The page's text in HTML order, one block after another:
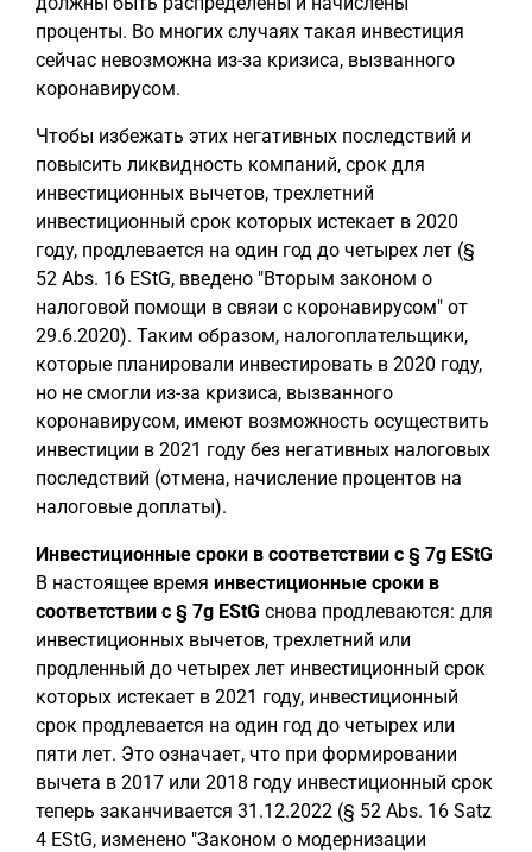
проценты. Во многих случаях такая инвестиция
сейчас невозможна из-за кризиса, вызванного
коронавирусом.
Чтобы избежать этих негативных последствий и
повысить ликвидность компаний, срок для
инвестиционных вычетов, трехлетний
инвестиционный срок которых истекает в 2020
году, продлевается на один год до четырех лет (§
52 Abs. 16 EStG, введено "Вторым законом о
налоговой помощи в связи с коронавирусом" от
29.6.2020). Таким образом, налогоплательщики,
которые планировали инвестировать в 2020 году,
но не смогли из-за кризиса, вызванного
коронавирусом, имеют возможность осуществить
инвестиции в 2021 году без негативных налоговых
последствий (отмена, начисление процентов на
налоговые доплаты).
Инвестиционные сроки в соответствии с § 7g EStG
В настоящее время инвестиционные сроки в
соответствии с § 7g EStG снова продлеваются: для
инвестиционных вычетов, трехлетний или
продленный до четырех лет инвестиционный срок
которых истекает в 2021 году, инвестиционный
срок продлевается на один год до четырех или
пяти лет. Это означает, что при формировании
вычета в 2017 или 2018 году инвестиционный срок
теперь заканчивается 31.12.2022 (§ 52 Abs. 16 Satz
4 EStG, изменено "Законом о модернизации